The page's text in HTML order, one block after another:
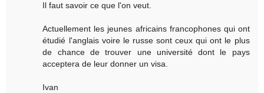
Il faut savoir ce que l'on veut.
Actuellement les jeunes africains francophones qui ont
étudié l'anglais voire le russe sont ceux qui ont le plus
de chance de trouver une université dont le pays
acceptera de leur donner un visa.
Ivan